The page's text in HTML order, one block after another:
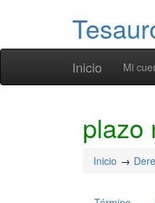
Inicio Mi
plazo
Inicio